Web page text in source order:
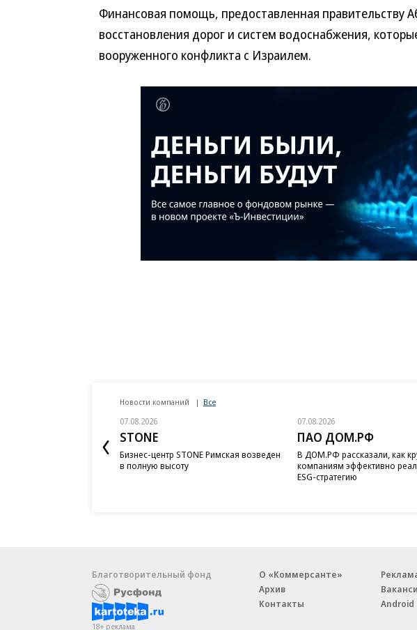
Финансовая помощь, предоставленная правительству
восстановления дорог и систем водоснабжения,
вооруженного конфликта с Израилем.
Новости компаний Все
07.08.2026
STONE
Бизнес-центр STONE Римская возведен
в полную высоту
07.08.2026
ПАО ДОМ.РФ
В ДОМ.РФ рассказали, как
компаниям эффективно
ESG-стратегию
Благотворительный фонд
18+ реклама
О «Коммерсанте»
Архив
Контакты
Android